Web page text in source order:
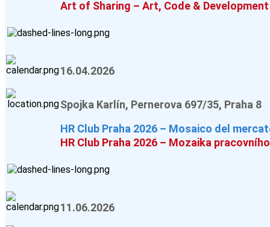
Art of Sharing – Art, Code & Development
16.04.2026
Spojka Karlín, Pernerova 697/35, Praha 8
HR Club Praha 2026 – Mosaico del
HR Club Praha 2026 – Mozaika
11.06.2026